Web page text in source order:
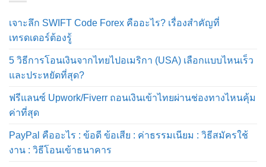
เจาะลึก SWIFT Code Forex คืออะไร? เรื่องสำคัญที่
เทรดเดอร์ต้องรู้
5 วิธีการโอนเงินจากไทยไปอเมริกา (USA) เลือกแบบไหนเร็ว
และประหยัดที่สุด?
ฟรีแลนซ์ Upwork/Fiverr ถอนเงินเข้าไทยผ่านช่องทางไหนคุ้ม
ค่าที่สุด
PayPal คืออะไร : ข้อดี ข้อเสีย : ค่าธรรมเนียม : วิธีสมัครใช้
งาน : วิธีโอนเข้าธนาคาร